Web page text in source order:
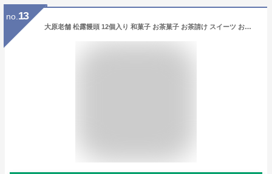
no. 13
大原老舗 松露饅頭 12個入り 和菓子 お茶菓子 お茶請け スイーツ お菓子 小豆 こしあん あんこ 饅頭 まんじゅう 佐賀県 唐津 手土産 お土産 贈答 贈り物 法要 御供 プレゼント ギフト お取り寄せ おいしい 一口 可愛い サイズ イオン九州